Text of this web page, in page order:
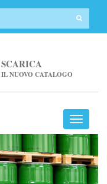
SCARICA
IL NUOVO CATALOGO